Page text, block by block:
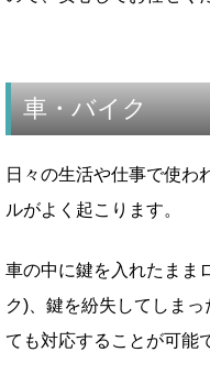
車・バイク
日々の生活や仕事で使わ
ルがよく起こります。
車の中に鍵を入れたまま
ク)、鍵を紛失してしま
ても対応することが可能